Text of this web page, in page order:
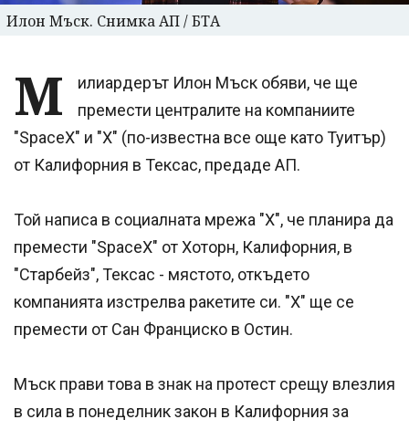
Илон Мъск. Снимка АП / БТА
М
илиардерът Илон Мъск обяви, че ще
премести централите на компаниите
"SpaceX" и "Х" (по-известна все още като Туитър)
от Калифорния в Тексас, предаде АП.
Той написа в социалната мрежа "Х", че планира да
премести "SpaceX" от Хоторн, Калифорния, в
"Старбейз", Тексас - мястото, откъдето
компанията изстрелва ракетите си. "Х" ще се
премести от Сан Франциско в Остин.
Мъск прави това в знак на протест срещу влезлия
в сила в понеделник закон в Калифорния за